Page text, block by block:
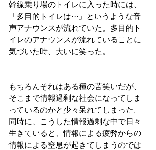
幹線乗り場のトイレに入った時には、
「多目的トイレは···」というような音
声アナウンスが流れていた。多目的ト
イレのアナウンスが流れていることに
気づいた時、大いに笑った。
もちろんそれはある種の苦笑いだが、
そこまで情報過剰な社会になってしま
っているのかと少々呆れてしまった。
同時に、こうした情報過剰な中で日々
生きていると、情報による疲弊からの
情報による窒息が起きてしまうのでは